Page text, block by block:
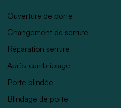
Ouverture de porte
Changement de serrure
Réparation serrure
Après cambriolage
Porte blindée
Blindage de porte